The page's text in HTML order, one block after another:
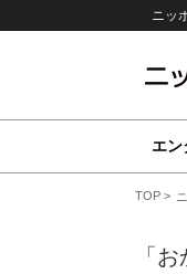
ニッ
エン
TOP
「